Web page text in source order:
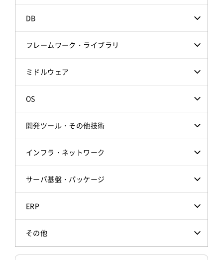
DB
フレームワーク・ライブラリ
ミドルウェア
OS
開発ツール・その他技術
インフラ・ネットワーク
サーバ基盤・パッケージ
ERP
その他